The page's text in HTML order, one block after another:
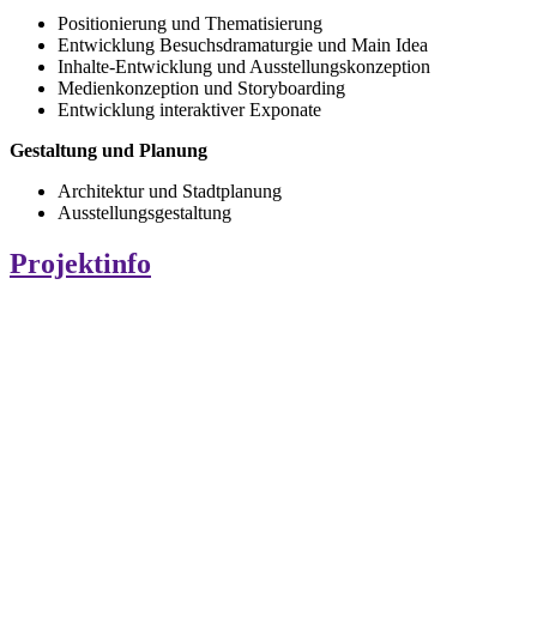
Positionierung und Thematisierung
Entwicklung Besuchsdramaturgie und Main Idea
Inhalte-Entwicklung und Ausstellungskonzeption
Medienkonzeption und Storyboarding
Entwicklung interaktiver Exponate
Gestaltung und Planung
Architektur und Stadtplanung
Ausstellungsgestaltung
Projektinfo